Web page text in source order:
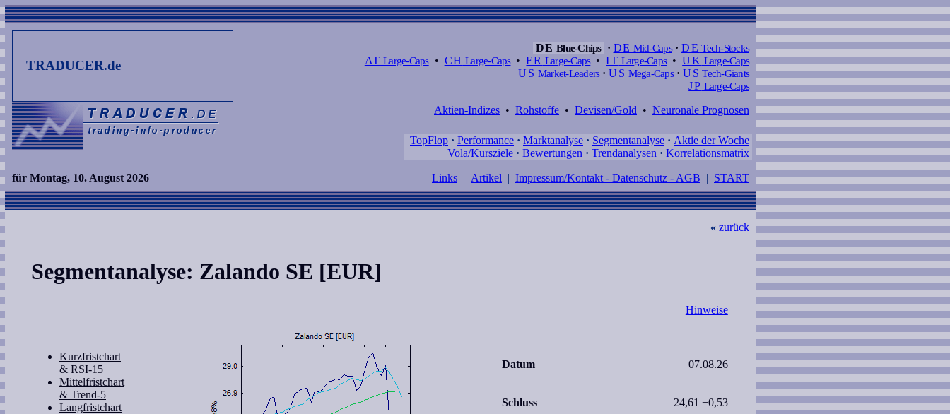
TRADUCER.de
DE Blue-Chips · DE Mid-Caps · DE Tech-Stocks
AT Large-Caps• CH Large-Caps•FR Large-Caps•IT Large-Caps•UK Large-Caps
US Market-Leaders · US Mega-Caps · US Tech-Giants
JP Large-Caps
Aktien-Indizes • Rohstoffe • Devisen/Gold • Neuronale Prognosen
TopFlop · Performance · Marktanalyse · Segmentanalyse · Aktie der Woche
Vola/Kursziele · Bewertungen · Trendanalysen · Korrelationsmatrix
« zurück
für Montag, 10. August 2026 Links | Artikel | Impressum/Kontakt - Datenschutz - AGB | START
Segmentanalyse: Zalando SE [EUR]
Hinweise
Kurzfristchart
& RSI-15
Mittelfristchart
& Trend-5
Langfristchart
Datum 07.08.26
Schluss 24,61 −0,53